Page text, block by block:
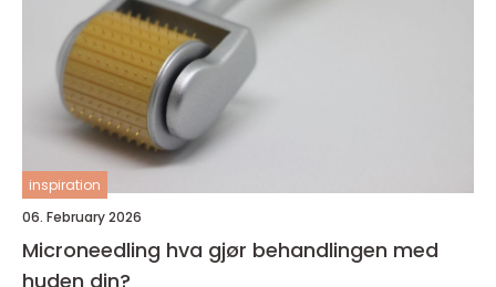
inspiration
06. February 2026
Microneedling hva gjør behandlingen med
huden din?